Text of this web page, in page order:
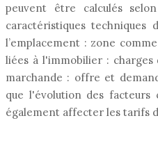
peuvent être calculés
caractéristiques
l’emplacement : zone
liées à l'immobilier :
marchande : offre et
que l'évolution des facteurs
également affecter les tarifs